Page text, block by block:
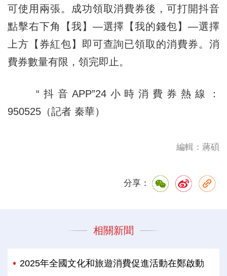
可使用兩張。成功領取消費券後，可打開抖音
點擊右下角【我】—選擇【我的錢包】—選擇
上方【券紅包】即可查詢已領取的消費券。消
費券數量有限，領完即止。
“抖音APP”24小時消費券熱線：
950525（記者 秦華）
編輯：蔣碩
分享：
相關新聞
2025年全國文化和旅遊消費促進活動在鄭啟動